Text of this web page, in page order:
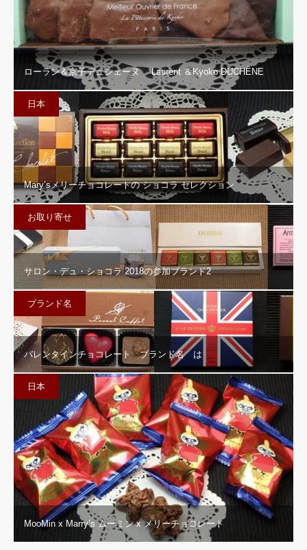
ローラン＆京子デュシェーヌ Laurent ＆Kyoko DUCHÊNE
日本
Mary’sメリーチョコレートの ショコラ セレクション
お取り寄せ
サロン・デュ・ショコラ 2018の参加ブランド2
ブランド名
バレンタインチョコレート ブランド名 は
日本
MooMin x Marry’s ムーミン x メリーチョコレート